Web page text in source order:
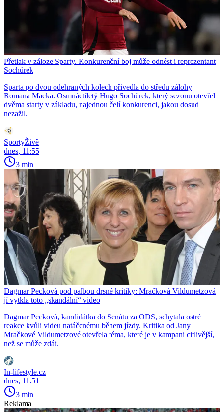
Přetlak v záloze Sparty. Konkurenční boj může odnést i reprezentant
Sochůrek
Sparta po dvou odehraných kolech přivedla do středu zálohy
Romana Macka. Osmnáctiletý Hugo Sochůrek, který sezonu otevřel
dvěma starty v základu, najednou čelí konkurenci, jakou dosud
nezažil.
SportyŽivě
dnes, 11:55
3 min
Dagmar Pecková pod palbou drsné kritiky: Mračková Vildumetzová
jí vytkla toto „skandální“ video
Dagmar Pecková, kandidátka do Senátu za ODS, schytala ostré
reakce kvůli videu natáčenému během jízdy. Kritika od Jany
Mračkové Vildumetzové otevřela téma, které je v kampani citlivější,
než se může zdát.
In-lifestyle.cz
dnes, 11:51
3 min
Reklama